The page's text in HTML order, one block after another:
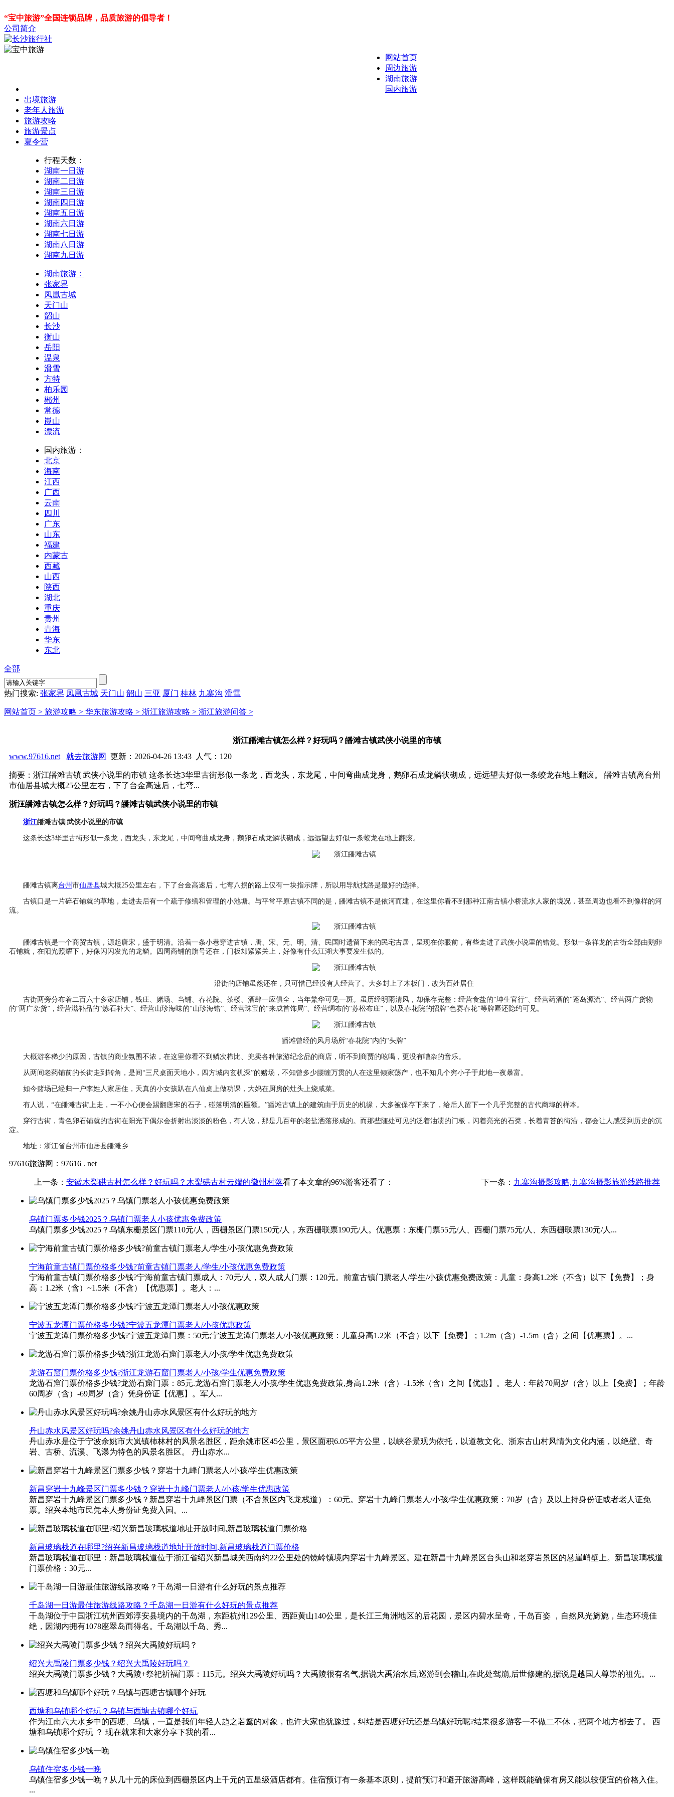
“宝中旅游”全国连锁品牌，品质旅游的倡导者！
公司简介
网站首页
周边旅游
湖南旅游
国内旅游
出境旅游
老年人旅游
旅游攻略
旅游景点
夏令营
行程天数：
湖南一日游
湖南二日游
湖南三日游
湖南四日游
湖南五日游
湖南六日游
湖南七日游
湖南八日游
湖南九日游
湖南旅游：
张家界
凤凰古城
天门山
韶山
长沙
衡山
岳阳
温泉
滑雪
方特
柏乐园
郴州
常德
崀山
漂流
国内旅游：
北京
海南
江西
广西
云南
四川
广东
山东
福建
内蒙古
西藏
山西
陕西
湖北
重庆
贵州
青海
华东
东北
全部
热门搜索: 张家界 凤凰古城 天门山 韶山 三亚 厦门 桂林 九寨沟 滑雪
网站首页 > 旅游攻略 > 华东旅游攻略 > 浙江旅游攻略 > 浙江旅游问答 >
浙江皤滩古镇怎么样？好玩吗？皤滩古镇武侠小说里的市镇
www.97616.net
就去旅游网 更新：2026-04-26 13:43 人气： 120
摘要：浙江皤滩古镇|武侠小说里的市镇 这条长达3华里古街形似一条龙，西龙头，东龙尾，中间弯曲成龙身，鹅卵石成龙鳞状砌成，远远望去好似一条蛟龙在地上翻滚。 皤滩古镇离台州
市仙居县城大概25公里左右，下了台金高速后，七弯...
浙江皤滩古镇怎么样？好玩吗？皤滩古镇武侠小说里的市镇
浙江皤滩古镇|武侠小说里的市镇
这条长达3华里古街形似一条龙，西龙头，东龙尾，中间弯曲成龙身，鹅卵石成龙鳞状砌成，远远望去好似一条蛟龙在地上翻滚。
皤滩古镇离台州 市仙居县城大概25公里左右，下了台金高速后，七弯八拐的路上仅有一块指示牌，所以用导航找路是最好的选择。
古镇口是一片碎石铺就的草地，走进去后有一个疏于修缮和管理的小池塘。与平常平原古镇不同的是，皤滩古镇不是依河而建，在这里你看不到那种江南古镇小桥流水人家的境况，甚至周边也看不到像样的河
流。
皤滩古镇是一个商贸古镇，源起唐宋，盛于明清。沿着一条小巷穿进古镇，唐、宋、元、明、清、民国时遗留下来的民宅古居，呈现在你眼前，有些走进了武侠小说里的错觉。形似一条祥龙的古街全部由鹅卵
石铺就，在阳光照耀下，好像闪闪发光的龙鳞。四周商铺的旗号还在，门板却紧紧关上，好像有什么江湖大事要发生似的。
沿街的店铺虽然还在，只可惜已经没有人经营了。大多封上了木板门，改为百姓居住
古街两旁分布着二百六十多家店铺，钱庄、赌场、当铺、春花院、茶楼、酒肆一应俱全，当年繁华可见一斑。虽历经明雨清风，却保存完整：经营食盐的“坤生官行”、经营药酒的“蓬岛源流”、经营两广货物
的“两广杂货”，经营滋补品的“炼石补大”、经营山珍海味的“山珍海错”、经营珠宝的“来成首饰局”、经营绸布的“苏松布庄”，以及春花院的招牌“色赛春花”等牌匾还隐约可见。
皤滩曾经的风月场所“春花院”内的“头牌”
大概游客稀少的原因，古镇的商业氛围不浓，在这里你看不到鳞次栉比、兜卖各种旅游纪念品的商店，听不到商贾的吆喝，更没有嘈杂的音乐。
从两间老药铺前的长街走到转角，是间“三尺桌面天地小，四方城内玄机深”的赌场，不知曾多少腰缠万贯的人在这里倾家荡产，也不知几个穷小子于此地一夜暴富。
如今赌场已经归一户李姓人家居住，天真的小女孩趴在八仙桌上做功课，大妈在厨房的灶头上烧咸菜。
有人说，“在皤滩古街上走，一不小心便会踢翻唐宋的石子，碰落明清的匾额。”皤滩古镇上的建筑由于历史的机缘，大多被保存下来了，给后人留下一个几乎完整的古代商埠的样本。
穿行古街，青色卵石铺就的古街在阳光下偶尔会折射出淡淡的粉色，有人说，那是几百年的老盐洒落形成的。而那些随处可见的泛着油渍的门板，闪着亮光的石凳，长着青苔的街沿，都会让人感受到历史的沉
淀。
地址：浙江省台州市仙居县皤滩乡
97616旅游网：97616 . net
上一条： 安徽木梨硔古村怎么样？好玩吗？木梨硔古村云端的徽州村落 下一条： 九寨沟摄影攻略,九寨沟摄影旅游线路推荐
看了本文章的96%游客还看了：
乌镇门票多少钱2025？乌镇门票老人小孩优惠免费政策
乌镇门票多少钱2025？乌镇东栅景区门票110元/人，西栅景区门票150元/人，东西栅联票190元/人。优惠票：东栅门票55元/人、西栅门票75元/人、东西栅联票130元/人...
宁海前童古镇门票价格多少钱?前童古镇门票老人/学生/小孩优惠免费政策
宁海前童古镇门票价格多少钱?宁海前童古镇门票成人：70元/人，双人成人门票：120元。前童古镇门票老人/学生/小孩优惠免费政策：儿童：身高1.2米（不含）以下【免费】；身
高：1.2米（含）~1.5米（不含）【优惠票】。老人：...
宁波五龙潭门票价格多少钱?宁波五龙潭门票老人/小孩优惠政策
宁波五龙潭门票价格多少钱?宁波五龙潭门票：50元;宁波五龙潭门票老人/小孩优惠政策：儿童身高1.2米（不含）以下【免费】；1.2m（含）-1.5m（含）之间【优惠票】。...
龙游石窟门票价格多少钱?浙江龙游石窟门票老人/小孩/学生优惠免费政策
龙游石窟门票价格多少钱?龙游石窟门票：85元.龙游石窟门票老人/小孩/学生优惠免费政策,身高1.2米（含）-1.5米（含）之间【优惠】。老人：年龄70周岁（含）以上【免费】；年龄
60周岁（含）-69周岁（含）凭身份证【优惠】。军人...
丹山赤水风景区好玩吗?余姚丹山赤水风景区有什么好玩的地方
丹山赤水是位于宁波余姚市大岚镇柿林村的风景名胜区，距余姚市区45公里，景区面积6.05平方公里，以峡谷景观为依托，以道教文化、浙东古山村风情为文化内涵，以绝壁、奇
岩、古桥、流溪、飞瀑为特色的风景名胜区。 丹山赤水...
新昌穿岩十九峰景区门票多少钱？穿岩十九峰门票老人/小孩/学生优惠政策
新昌穿岩十九峰景区门票多少钱？新昌穿岩十九峰景区门票（不含景区内飞龙栈道）：60元。穿岩十九峰门票老人/小孩/学生优惠政策：70岁（含）及以上持身份证或者老人证免
票。绍兴本地市民凭本人身份证免费入园。...
新昌玻璃栈道在哪里?绍兴新昌玻璃栈道地址开放时间,新昌玻璃栈道门票价格
新昌玻璃栈道在哪里：新昌玻璃栈道位于浙江省绍兴新昌城关西南约22公里处的镜岭镇境内穿岩十九峰景区。建在新昌十九峰景区台头山和老穿岩景区的悬崖峭壁上。新昌玻璃栈道
门票价格：30元...
千岛湖一日游最佳旅游线路攻略？千岛湖一日游有什么好玩的景点推荐
千岛湖位于中国浙江杭州西郊淳安县境内的千岛湖，东距杭州129公里、西距黄山140公里，是长江三角洲地区的后花园，景区内碧水呈奇，千岛百姿 ，自然风光旖旎，生态环境佳
绝，因湖内拥有1078座翠岛而得名。千岛湖以千岛、秀...
绍兴大禹陵门票多少钱？绍兴大禹陵好玩吗？
绍兴大禹陵门票多少钱？大禹陵+祭祀祈福门票：115元。绍兴大禹陵好玩吗？大禹陵很有名气,据说大禹治水后,巡游到会稽山,在此处驾崩,后世修建的,据说是越国人尊崇的祖先。...
西塘和乌镇哪个好玩？乌镇与西塘古镇哪个好玩
作为江南六大水乡中的西塘、乌镇，一直是我们年轻人趋之若鹜的对象，也许大家也犹豫过，纠结是西塘好玩还是乌镇好玩呢?结果很多游客一不做二不休，把两个地方都去了。 西
塘和乌镇哪个好玩 ？ 现在就来和大家分享下我的看...
乌镇住宿多少钱一晚
乌镇住宿多少钱一晚？从几十元的床位到西栅景区内上千元的五星级酒店都有。住宿预订有一条基本原则，提前预订和避开旅游高峰，这样既能确保有房又能以较便宜的价格入住。
...